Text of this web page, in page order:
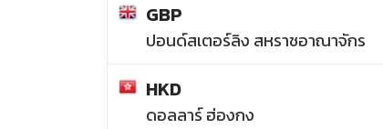
GBP
ปอนด์สเตอร์ลิง สหราชอาณาจักร
HKD
ดอลลาร์ ฮ่องกง